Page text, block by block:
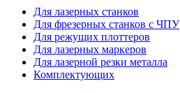
Для лазерных станков
Для фрезерных станков с ЧПУ
Для режущих плоттеров
Для лазерных маркеров
Для лазерной резки металла
Комплектующих